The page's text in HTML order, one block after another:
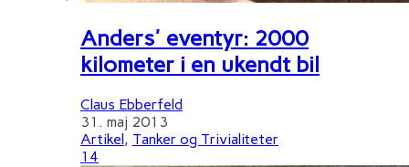
Anders' eventyr: 2000
kilometer i en ukendt bil
Claus Ebberfeld
31. maj 2013
Artikel , Tanker og Trivialiteter
14